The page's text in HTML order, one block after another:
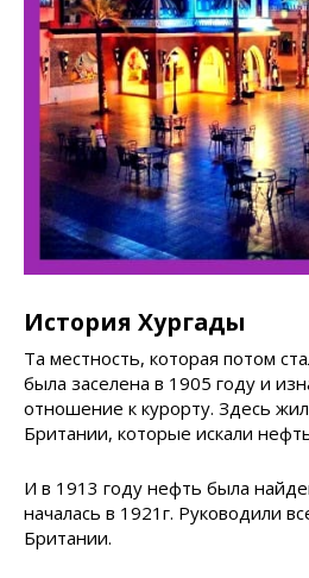
История Хургады
Та местность, которая потом
была заселена в 1905 году и
отношение к курорту. Здесь
Британии, которые искали
И в 1913 году нефть была
началась в 1921г. Руководили
Британии.